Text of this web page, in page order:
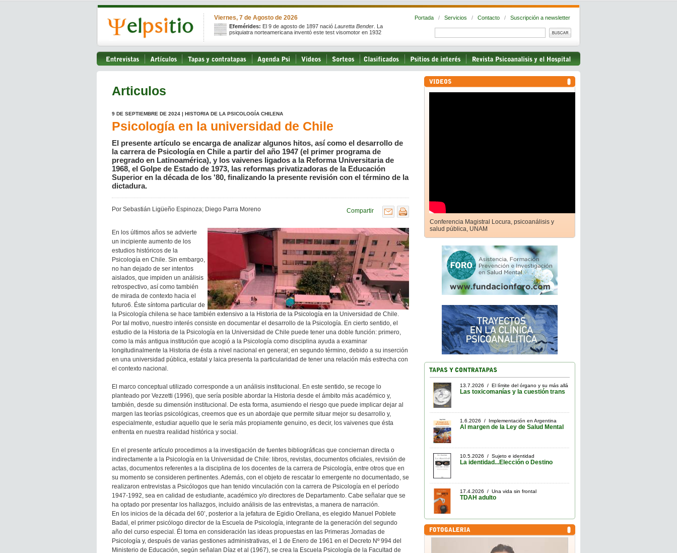
Viernes, 7 de Agosto de 2026
Efemérides: El 9 de agosto de 1897 nació Lauretta Bender . La
psiquiatra norteamericana inventó este test visomotor en 1932
Portada / Servicios / Contacto / Suscripción a newsletter
Articulos
9 DE SEPTIEMBRE DE 2024 | HISTORIA DE LA PSICOLOGÍA CHILENA
Psicología en la universidad de Chile
El presente artículo se encarga de analizar algunos hitos, así como el desarrollo de
la carrera de Psicología en Chile a partir del año 1947 (el primer programa de
pregrado en Latinoamérica), y los vaivenes ligados a la Reforma Universitaria de
1968, el Golpe de Estado de 1973, las reformas privatizadoras de la Educación
Superior en la década de los '80, finalizando la presente revisión con el término de la
dictadura.
Por Sebastián Ligüeño Espinoza; Diego Parra Moreno Compartir
En los últimos años se advierte
un incipiente aumento de los
estudios históricos de la
Psicología en Chile. Sin embargo,
no han dejado de ser intentos
aislados, que impiden un análisis
retrospectivo, así como también
de mirada de contexto hacia el
futuro6. Éste síntoma particular de
la Psicología chilena se hace también extensivo a la Historia de la Psicología en la Universidad de Chile.
Por tal motivo, nuestro interés consiste en documentar el desarrollo de la Psicología. En cierto sentido, el
estudio de la Historia de la Psicología en la Universidad de Chile puede tener una doble función: primero,
como la más antigua institución que acogió a la Psicología como disciplina ayuda a examinar
longitudinalmente la Historia de ésta a nivel nacional en general; en segundo término, debido a su inserción
en una universidad pública, estatal y laica presenta la particularidad de tener una relación más estrecha con
el contexto nacional.
El marco conceptual utilizado corresponde a un análisis institucional. En este sentido, se recoge lo
planteado por Vezzetti (1996), que sería posible abordar la Historia desde el ámbito más académico y,
también, desde su dimensión institucional. De esta forma, asumiendo el riesgo que puede implicar dejar al
margen las teorías psicológicas, creemos que es un abordaje que permite situar mejor su desarrollo y,
especialmente, estudiar aquello que le sería más propiamente genuino, es decir, los vaivenes que ésta
enfrenta en nuestra realidad histórica y social.
En el presente artículo procedimos a la investigación de fuentes bibliográficas que conciernan directa o
indirectamente a la Psicología en la Universidad de Chile: libros, revistas, documentos oficiales, revisión de
actas, documentos referentes a la disciplina de los docentes de la carrera de Psicología, entre otros que en
su momento se consideren pertinentes. Además, con el objeto de rescatar lo emergente no documentado, se
realizaron entrevistas a Psicólogos que han tenido vinculación con la carrera de Psicología en el período
1947-1992, sea en calidad de estudiante, académico y/o directores de Departamento. Cabe señalar que se
ha optado por presentar los hallazgos, incluido análisis de las entrevistas, a manera de narración.
En los inicios de la década del 60’, posterior a la jefatura de Egidio Orellana, es elegido Manuel Poblete
Badal, el primer psicólogo director de la Escuela de Psicología, integrante de la generación del segundo
año del curso especial. Él toma en consideración las ideas propuestas en las Primeras Jornadas de
Psicología y, después de varias gestiones administrativas, el 1 de Enero de 1961 en el Decreto Nº 994 del
Ministerio de Educación, según señalan Díaz et al (1967), se crea la Escuela Psicología de la Facultad de
Conferencia Magistral Locura, psicoanálisis y
salud pública, UNAM
13.7.2026 / El límite del órgano y su más allá
Las toxicomanías y la cuestión trans
1.6.2026 / Implementación en Argentina
Al margen de la Ley de Salud Mental
10.5.2026 / Sujeto e identidad
La identidad...Elección o Destino
17.4.2026 / Una vida sin frontal
TDAH adulto